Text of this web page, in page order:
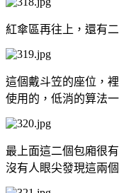
紅傘區再往上，還有
這個戴斗笠的座位，
使用的，低消的算法
最上面這二個包廂很
沒有人眼尖發現這兩